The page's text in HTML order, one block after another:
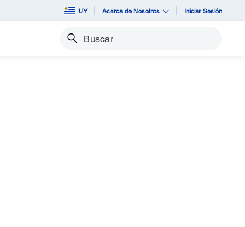
UY Acerca de Nosotros Iniciar Sesión
Buscar